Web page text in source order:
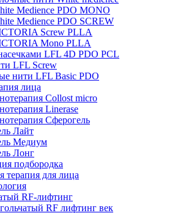
Medience PDO MONO
Medience PDO SCREW
Screw PLLA
Mono PLLA
LFL 4D PDO PCL
LFL Screw
нити LFL Basic PDO
лица
Collost micro
Linerase
Сферогель
Лайт
Медиум
Лонг
подбородка
терапия для лица
RF-лифтинг
RF лифтинг век